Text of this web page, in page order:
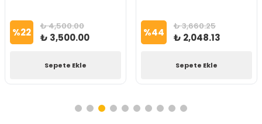
%22 ₺ 4,500.00
₺ 3,500.00
Sepete Ekle
%44 ₺ 3,660.25
₺ 2,048.13
Sepete Ekle